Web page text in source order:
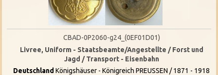
CBAD-0P2060-g24_(0EF01D01)
Livree, Uniform - Staatsbeamte/Angestellte / Forst und
Jagd / Transport - Eisenbahn
Deutschland Königshäuser - Königreich PREUSSEN / 1871 - 1918